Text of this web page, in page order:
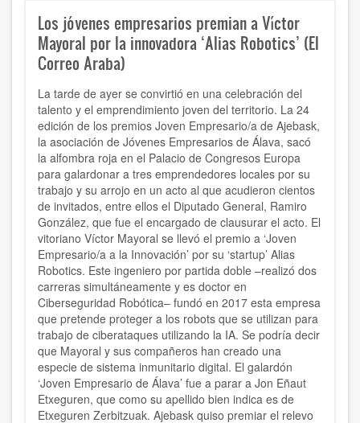
Los jóvenes empresarios premian a Víctor
Mayoral por la innovadora ‘Alias Robotics’ (El
Correo Araba)
La tarde de ayer se convirtió en una celebración del
talento y el emprendimiento joven del territorio. La 24
edición de los premios Joven Empresario/a de Ajebask,
la asociación de Jóvenes Empresarios de Álava, sacó
la alfombra roja en el Palacio de Congresos Europa
para galardonar a tres emprendedores locales por su
trabajo y su arrojo en un acto al que acudieron cientos
de invitados, entre ellos el Diputado General, Ramiro
González, que fue el encargado de clausurar el acto. El
vitoriano Víctor Mayoral se llevó el premio a ‘Joven
Empresario/a a la Innovación’ por su ‘startup’ Alias
Robotics. Este ingeniero por partida doble –realizó dos
carreras simultáneamente y es doctor en
Ciberseguridad Robótica– fundó en 2017 esta empresa
que pretende proteger a los robots que se utilizan para
trabajo de ciberataques utilizando la IA. Se podría decir
que Mayoral y sus compañeros han creado una
especie de sistema inmunitario digital. El galardón
‘Joven Empresario de Álava’ fue a parar a Jon Eñaut
Etxeguren, que como su apellido bien indica es de
Etxeguren Zerbitzuak. Ajebask quiso premiar el relevo